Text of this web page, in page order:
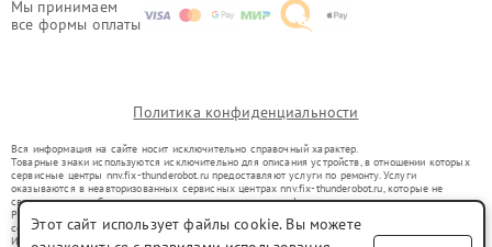
Мы принимаем
все формы оплаты
Политика конфиденциальности
Вся информация на сайте носит исключительно справочный характер.
Товарные знаки используются исключительно для описания устройств, в отношении которых
сервисные центры nnv.fix-thunderobot.ru предоставляют услуги по ремонту. Услуги
оказываются в неавторизованных сервисных центрах nnv.fix-thunderobot.ru, которые не
связаны с правообладателями товарных знаков или их официальными представителями.
Ремонт осуществляется для устройств, уже введенных в гражданский оборот в соответствии
со статьей 1487 ГК РФ.
Использование товарных знаков не преследует цели индивидуализации услуг или введения
Этот сайт использует файлы cookie. Вы можете